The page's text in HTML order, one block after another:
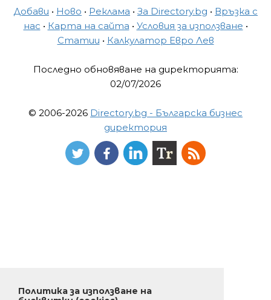
Добави • Ново • Реклама • За Directory.bg • Връзка с
нас • Карта на сайта • Условия за използване •
Статии • Калкулатор Евро Лев
Последно обновяване на директорията:
02/07/2026
© 2006-2026 Directory.bg - Българска бизнес
директория
Политика за използване на